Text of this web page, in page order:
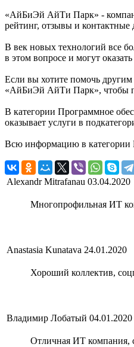
«АйБиЭй АйТи Парк» -
рейтинг, отзывы и
В век новых технологий все
в этом вопросе и могут
Если вы хотите помочь другим
«АйБиЭй АйТи Парк», чтобы
В категории Программное
оказывает услуги в
Всю информацию в категории
Alexandr Mitrafanau 03.04.2020
Многопрофильная ИТ
Anastasia Kunatava 24.01.2020
Хороший коллектив,
Владимир Лобатый 04.01.2020
Отличная ИТ компания,